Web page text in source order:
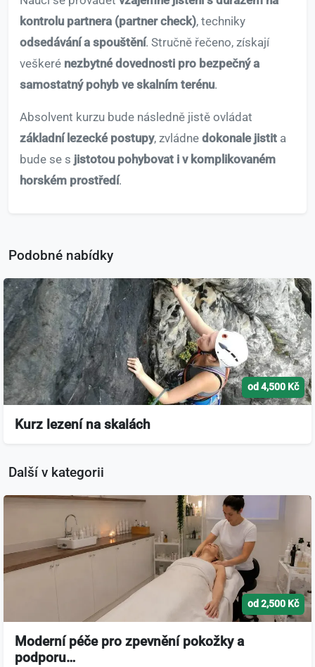
kontrolu partnera (partner check), techniky
odsedávání a spouštění. Stručně řečeno, získají
veškeré nezbytné dovednosti pro bezpečný a
samostatný pohyb ve skalním terénu.
Absolvent kurzu bude následně jistě ovládat
základní lezecké postupy, zvládne dokonale jistit a
bude se s jistotou pohybovat i v komplikovaném
horském prostředí.
Podobné nabídky
od 4,500 Kč
Kurz lezení na skalách
Další v kategorii
od 2,500 Kč
Moderní péče pro zpevnění pokožky a
podporu…